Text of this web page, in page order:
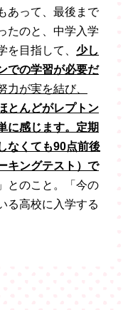
あって、最後まで
たのと、中学入学
を目指して、 少し
での学習が必要だ
力が実を結び、
とんどがレプトン
に感じます。定期
なくても90点前後
キングテスト）で
」とのこと。「今の
る高校に入学する